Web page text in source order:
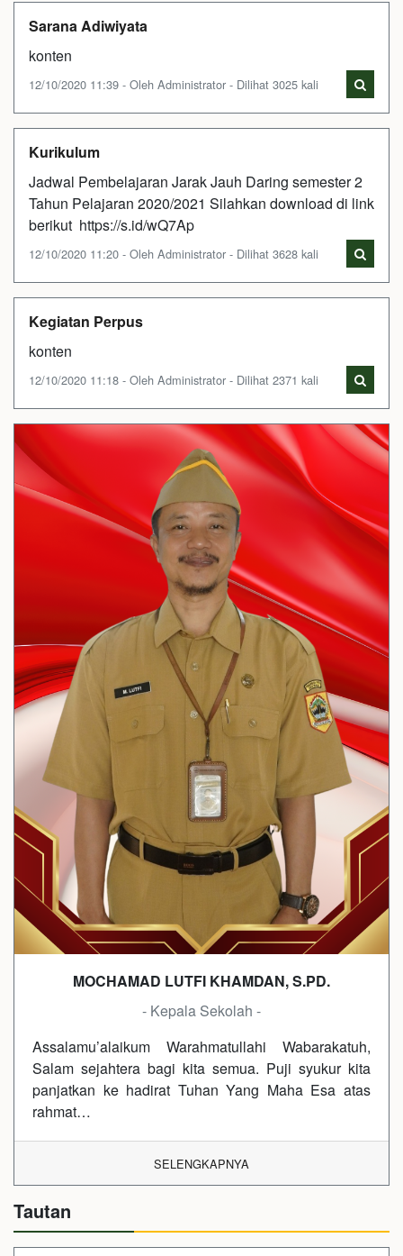
Sarana Adiwiyata
konten
12/10/2020 11:39 - Oleh Administrator - Dilihat 3025 kali
Kurikulum
Jadwal Pembelajaran Jarak Jauh Daring semester 2
Tahun Pelajaran 2020/2021 Silahkan download di link
berikut https://s.id/wQ7Ap
12/10/2020 11:20 - Oleh Administrator - Dilihat 3628 kali
Kegiatan Perpus
konten
12/10/2020 11:18 - Oleh Administrator - Dilihat 2371 kali
MOCHAMAD LUTFI KHAMDAN, S.PD.
- Kepala Sekolah -
Assalamu’alaikum Warahmatullahi Wabarakatuh,
Salam sejahtera bagi kita semua. Puji syukur kita
panjatkan ke hadirat Tuhan Yang Maha Esa atas
rahmat…
SELENGKAPNYA
Tautan